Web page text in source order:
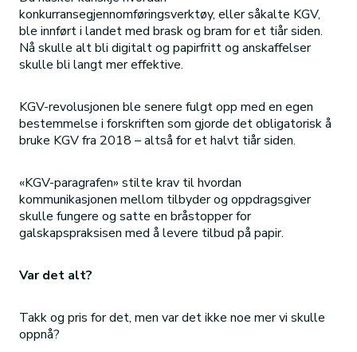
konkurransegjennomføringsverktøy, eller såkalte KGV,
ble innført i landet med brask og bram for et tiår siden.
Nå skulle alt bli digitalt og papirfritt og anskaffelser
skulle bli langt mer effektive.
KGV-revolusjonen ble senere fulgt opp med en egen
bestemmelse i forskriften som gjorde det obligatorisk å
bruke KGV fra 2018 – altså for et halvt tiår siden.
«KGV-paragrafen» stilte krav til hvordan
kommunikasjonen mellom tilbyder og oppdragsgiver
skulle fungere og satte en bråstopper for
galskapspraksisen med å levere tilbud på papir.
Var det alt?
Takk og pris for det, men var det ikke noe mer vi skulle
oppnå?